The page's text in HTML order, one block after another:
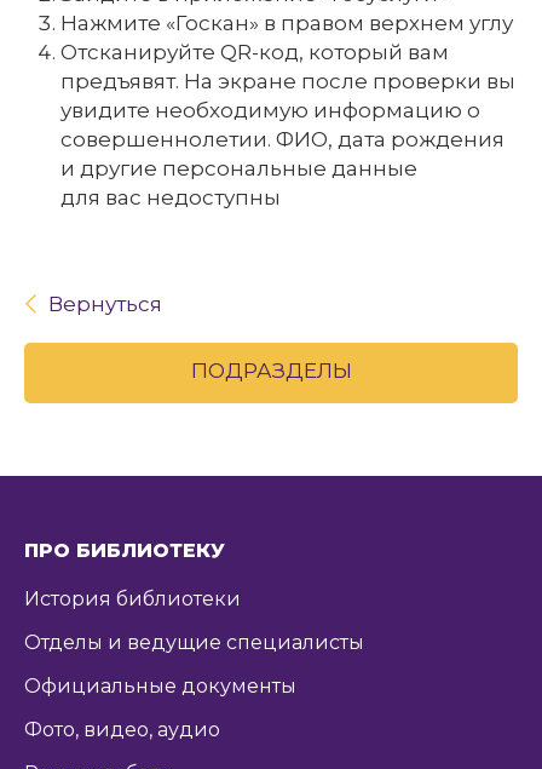
Нажмите «Госкан» в правом верхнем углу
Отсканируйте QR-код, который вам
предъявят. На экране после проверки вы
увидите необходимую информацию о
совершеннолетии. ФИО, дата рождения
и другие персональные данные
для вас недоступны
Вернуться
ПОДРАЗДЕЛЫ
ПРО БИБЛИОТЕКУ
История библиотеки
Отделы и ведущие специалисты
Официальные документы
Фото, видео, аудио